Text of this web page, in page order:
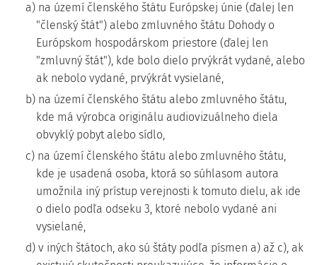
a) na území členského štátu Európskej únie (ďalej len
"členský štát") alebo zmluvného štátu Dohody o
Európskom hospodárskom priestore (ďalej len
"zmluvný štát"), kde bolo dielo prvýkrát vydané, alebo
ak nebolo vydané, prvýkrát vysielané,
b) na území členského štátu alebo zmluvného štátu,
kde má výrobca originálu audiovizuálneho diela
obvyklý pobyt alebo sídlo,
c) na území členského štátu alebo zmluvného štátu,
kde je usadená osoba, ktorá so súhlasom autora
umožnila iný prístup verejnosti k tomuto dielu, ak ide
o dielo podľa odseku 3, ktoré nebolo vydané ani
vysielané,
d) v iných štátoch, ako sú štáty podľa písmen a) až c), ak